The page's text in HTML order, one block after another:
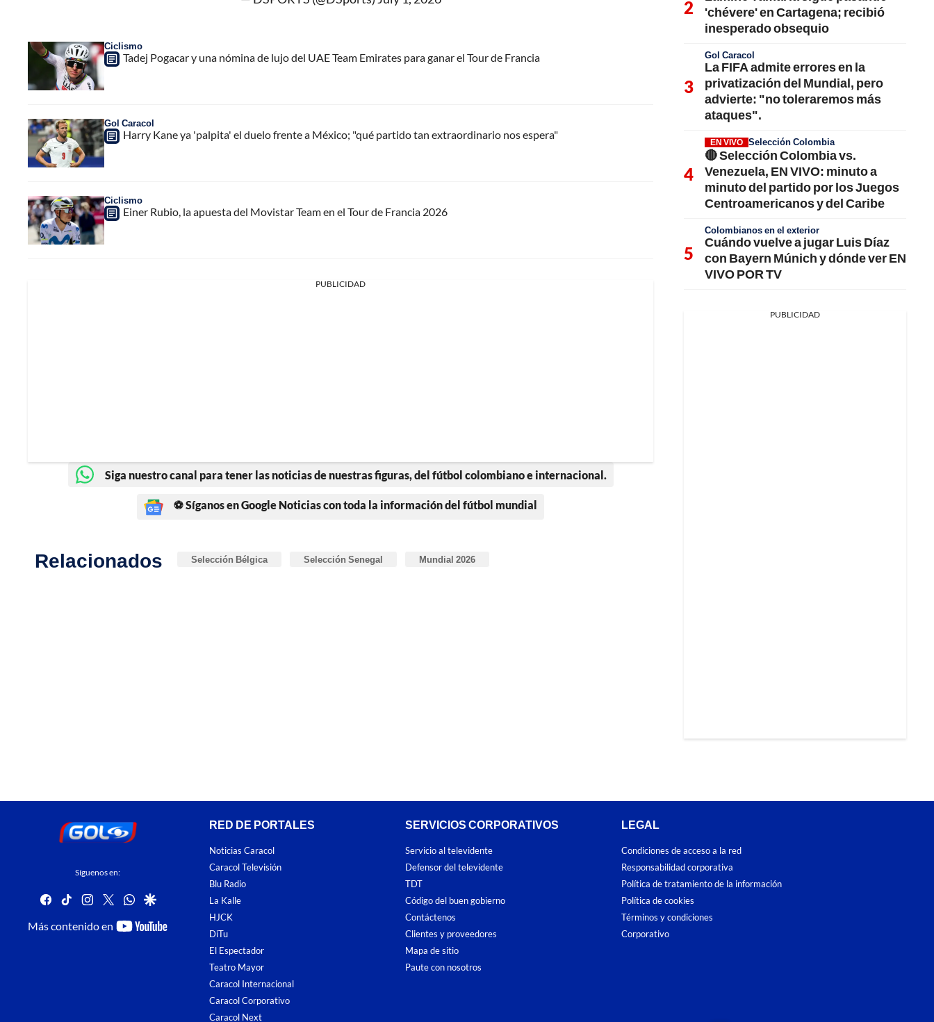
Ciclismo
Tadej Pogacar y una nómina de lujo del UAE Team Emirates para ganar el Tour de Francia
Gol Caracol
Harry Kane ya 'palpita' el duelo frente a México; "qué partido tan extraordinario nos espera"
Ciclismo
Einer Rubio, la apuesta del Movistar Team en el Tour de Francia 2026
PUBLICIDAD
Siga nuestro canal para tener las noticias de nuestras figuras, del fútbol colombiano e internacional.
⚽ Síganos en Google Noticias con toda la información del fútbol mundial
Relacionados Selección Bélgica Selección Senegal Mundial 2026
'chévere' en Cartagena; recibió
inesperado obsequio
Gol Caracol
La FIFA admite errores en la
privatización del Mundial, pero
advierte: "no toleraremos más
ataques".
EN VIVO Selección Colombia
🔴 Selección Colombia vs.
Venezuela, EN VIVO: minuto a
minuto del partido por los Juegos
Centroamericanos y del Caribe
Colombianos en el exterior
Cuándo vuelve a jugar Luis Díaz
con Bayern Múnich y dónde ver EN
VIVO POR TV
PUBLICIDAD
Síguenos en:
facebook
tiktokinstagram
twitterwhatsapp
google
Más contenido en
youtube-
RED DE PORTALES
Noticias Caracol
Caracol Televisión
Blu Radio
La Kalle
HJCK
DiTu
El Espectador
Teatro Mayor
Caracol Internacional
Caracol Corporativo
Caracol Next
SERVICIOS CORPORATIVOS
Servicio al televidente
Defensor del televidente
TDT
Código del buen gobierno
Contáctenos
Clientes y proveedores
Mapa de sitio
Paute con nosotros
LEGAL
Condiciones de acceso a la red
Responsabilidad corporativa
Política de tratamiento de la información
Política de cookies
Términos y condiciones
Corporativo